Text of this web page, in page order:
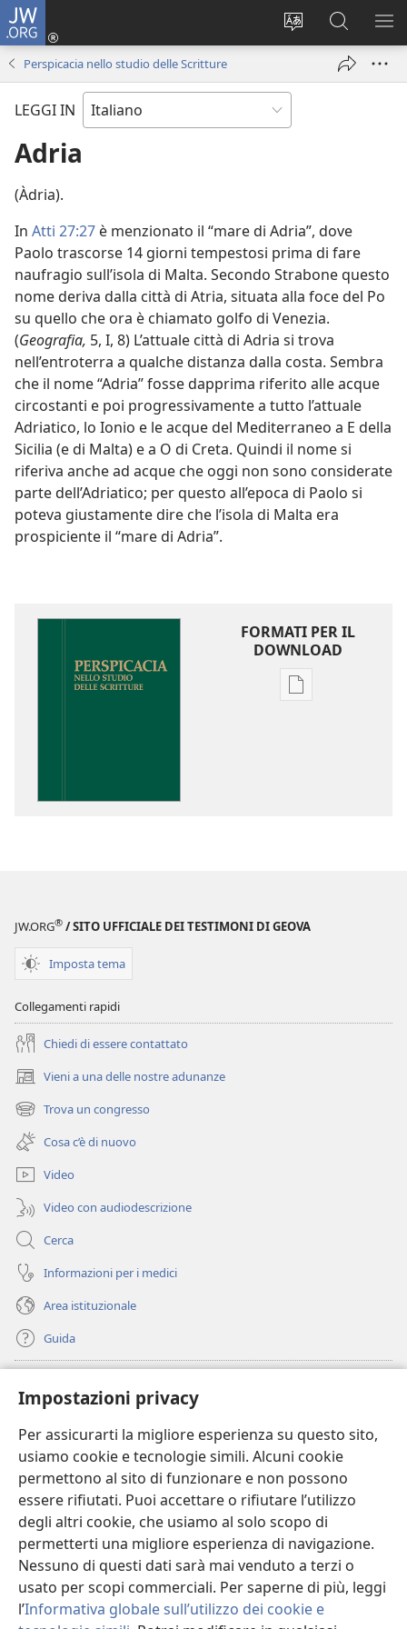
Impostazioni privacy
Per assicurarti la migliore esperienza su questo sito,
usiamo cookie e tecnologie simili. Alcuni cookie
permettono al sito di funzionare e non possono
essere rifiutati. Puoi accettare o rifiutare l’utilizzo
degli altri cookie, che usiamo al solo scopo di
permetterti una migliore esperienza di navigazione.
Nessuno di questi dati sarà mai venduto a terzi o
usato per scopi commerciali. Per saperne di più, leggi
l’Informativa globale sull’utilizzo dei cookie e
JW.ORG
Modificare
Accedi
(apre
finestra)
Cerca
in
JW.ORG
Perspicacia nello studio delle Scritture
LEGGI IN
Adria
(Àdria).
In Atti 27:27 è menzionato il “mare di Adria”, dove
Paolo trascorse 14 giorni tempestosi prima di fare
naufragio sull’isola di Malta. Secondo Strabone questo
nome deriva dalla città di Atria, situata alla foce del Po
su quello che ora è chiamato golfo di Venezia.
(Geografia, 5, I, 8) L’attuale città di Adria si trova
nell’entroterra a qualche distanza dalla costa. Sembra
che il nome “Adria” fosse dapprima riferito alle acque
circostanti e poi progressivamente a tutto l’attuale
Adriatico, lo Ionio e le acque del Mediterraneo a E della
Sicilia (e di Malta) e a O di Creta. Quindi il nome si
riferiva anche ad acque che oggi non sono considerate
parte dell’Adriatico; per questo all’epoca di Paolo si
poteva giustamente dire che l’isola di Malta era
prospiciente il “mare di Adria”.
FORMATI PER IL
DOWNLOAD
Opzioni
JW.ORG® / SITO UFFICIALE DEI TESTIMONI DI GEOVA
Imposta tema
Collegamenti rapidi
Chiedi di essere contattato
Vieni a una delle nostre adunanze
(apre
una
nuova
finestra)
Trova un congresso
(apre
una
nuova
finestra)
Cosa c’è di nuovo
Video
Video con audiodescrizione
Cerca
Informazioni per i medici
Area istituzionale
Guida
(apre
una
nuova
finestra)
BIBLIOTECA ONLINE Watchtower
(apre
una
nuova
finestra)
JW Hub
(apre
una
nuova
finestra)
JW Library
Watchtower Library®